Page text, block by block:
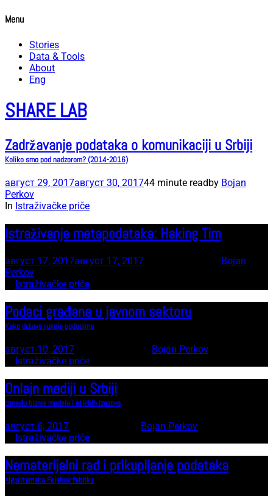
Menu
Stories
Data & Tools
About
Eng
SHARE LAB
Zadržavanje podataka o komunikaciji u Srbiji
Koliko smo pod nadzorom? (2014-2016)
август 29, 2017август 30, 201744 minute readby Bojan
Perkov
In Istraživačke priče
Istraživanje metapodataka: Haking Tim
август 17, 2017август 17, 2017
Bojan
Perkov
Istraživačke priče
Podaci građana u javnom sektoru
Kako država rukuje podacima
август 10, 2017
Bojan Perkov
Istraživačke priče
Onlajn mediji u Srbiji
Između biznis modela i etičkih izazova
август 8, 2017
Bojan Perkov
Istraživačke priče
Nematerijalni rad i prikupljanje podataka
Algoritamska Fejsbuk fabrika